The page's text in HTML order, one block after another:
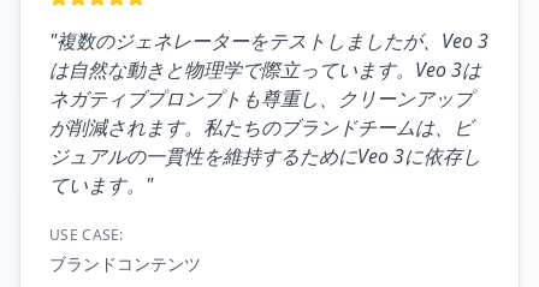
"複数のジェネレーターをテストしましたが、Veo 3
は自然な動きと物理学で際立っています。Veo 3は
ネガティブプロンプトも尊重し、クリーンアップ
が削減されます。私たちのブランドチームは、ビ
ジュアルの一貫性を維持するためにVeo 3に依存し
ています。 "
USE CASE:
ブランドコンテンツ